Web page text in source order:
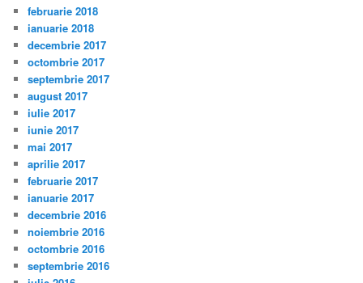
februarie 2018
ianuarie 2018
decembrie 2017
octombrie 2017
septembrie 2017
august 2017
iulie 2017
iunie 2017
mai 2017
aprilie 2017
februarie 2017
ianuarie 2017
decembrie 2016
noiembrie 2016
octombrie 2016
septembrie 2016